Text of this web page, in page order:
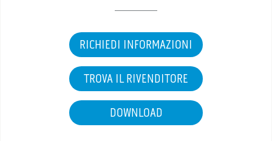
RICHIEDI INFORMAZIONI
TROVA IL RIVENDITORE
DOWNLOAD